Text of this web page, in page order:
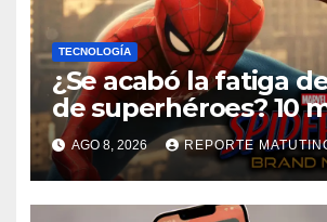
TECNOLOGÍA
¿Se acabó la fatiga
de superhéroes? 10
por los que ‘Spider-
Brand New Day»
esa teoría
AGO 8, 2026 REPORTE